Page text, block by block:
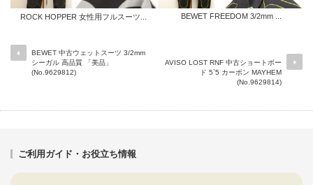
ROCK HOPPER 女性用フルスーツ... BEWET FREEDOM 3/2mm ...
BEWET 中古ウェットスーツ 3/2mm
シーガル 高品質 「美品」
(No.9629812)
AVISO LOST RNF 中古ショートボー
ド 5`5 カーボン MAYHEM
(No.9629814)
ご利用ガイド・お役立ち情報